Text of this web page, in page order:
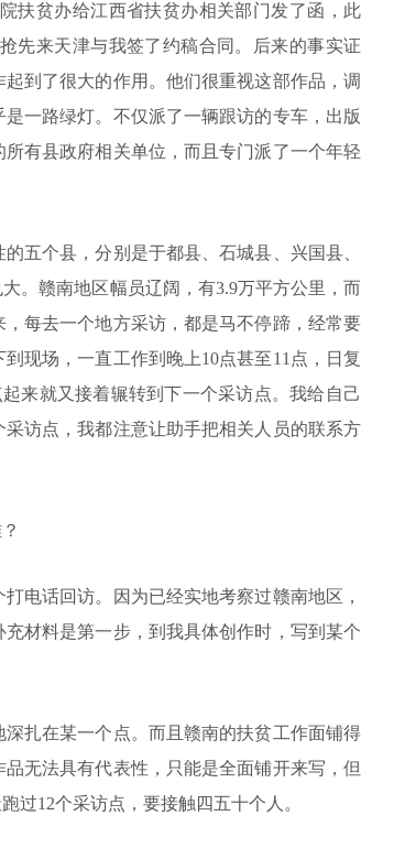
贫办给江西省扶贫办相关部门发了函，此
先来天津与我签了约稿合同。后来的事实证
到了很大的作用。他们很重视这部作品，调
一路绿灯。不仅派了一辆跟访的专车，出版
有县政府相关单位，而且专门派了一个年轻
个县，分别是于都县、石城县、兴国县、
。赣南地区幅员辽阔，有3.9万平方公里，而
每去一个地方采访，都是马不停蹄，经常要
现场，一直工作到晚上10点甚至11点，日复
来就又接着辗转到下一个采访点。我给自己
访点，我都注意让助手把相关人员的联系方
话回访。因为已经实地考察过赣南地区，
材料是第一步，到我具体创作时，写到某个
扎在某一个点。而且赣南的扶贫工作面铺得
无法具有代表性，只能是全面铺开来写，但
过12个采访点，要接触四五十个人。